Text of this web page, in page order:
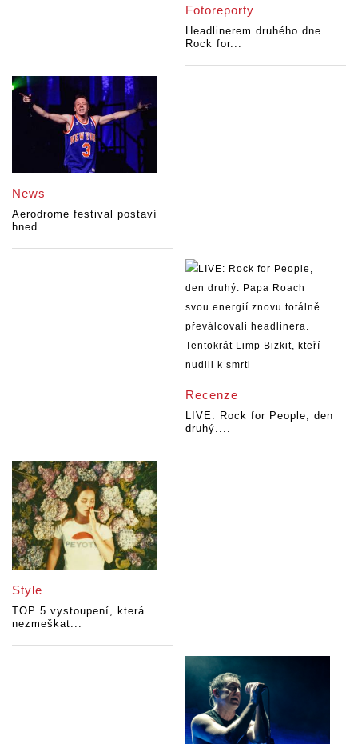
Fotoreporty
Headlinerem druhého dne
Rock for...
News
Aerodrome festival postaví
hned...
Recenze
LIVE: Rock for People, den
druhý....
Style
TOP 5 vystoupení, která
nezmeškat...